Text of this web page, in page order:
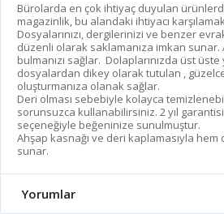
Bürolarda en çok ihtiyaç duyulan
magazinlik, bu alandaki ihtiyacı
Dosyalarınızı, dergilerinizi ve benzer
düzenli olarak saklamanıza imkan sunar.
bulmanızı sağlar. Dolaplarınızda üst üste
dosyalardan dikey olarak tutulan , güzelce
oluşturmanıza olanak sağlar.
Deri olması sebebiyle kolayca
sorunsuzca kullanabilirsiniz. 2 yıl
seçeneğiyle beğeninize sunulmuştur.
Ahşap kasnağı ve deri kaplamasıyla hem
sunar.
Yorumlar